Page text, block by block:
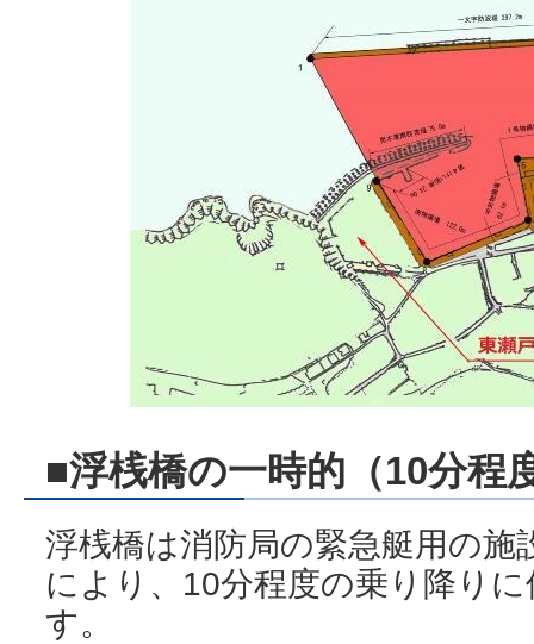
■浮桟橋の一時的（10分程
浮桟橋は消防局の緊急艇用の施
により、10分程度の乗り降り
す。